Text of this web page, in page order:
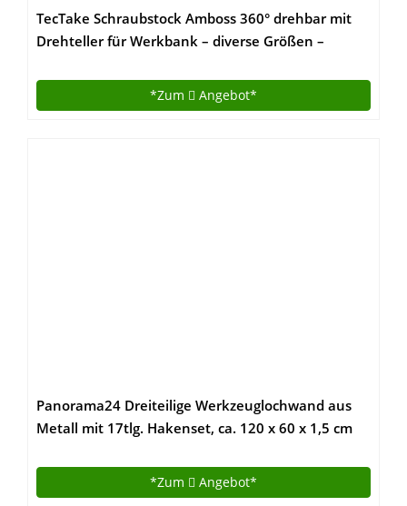
TecTake Schraubstock Amboss 360° drehbar mit
Drehteller für Werkbank – diverse Größen –
*Zum Angebot*
Panorama24 Dreiteilige Werkzeuglochwand aus
Metall mit 17tlg. Hakenset, ca. 120 x 60 x 1,5 cm
*Zum Angebot*